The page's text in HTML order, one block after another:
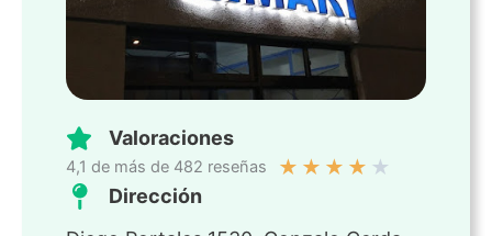
Valoraciones
4,1 de más de 482 reseñas ★ ★ ★ ★ ★
Dirección